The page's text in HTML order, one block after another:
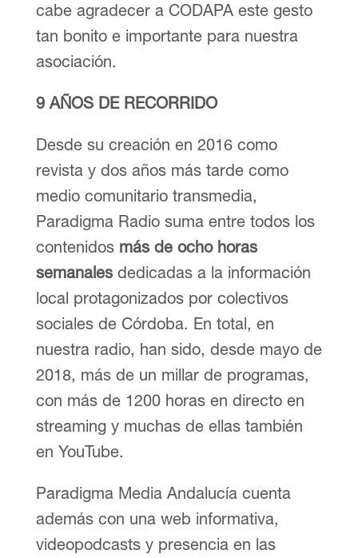
cabe agradecer a CODAPA este gesto
tan bonito e importante para nuestra
asociación.
9 AÑOS DE RECORRIDO
Desde su creación en 2016 como
revista y dos años más tarde como
medio comunitario transmedia,
Paradigma Radio suma entre todos los
contenidos más de ocho horas
semanales dedicadas a la información
local protagonizados por colectivos
sociales de Córdoba. En total, en
nuestra radio, han sido, desde mayo de
2018, más de un millar de programas,
con más de 1200 horas en directo en
streaming y muchas de ellas también
en YouTube.
Paradigma Media Andalucía cuenta
además con una web informativa,
videopodcasts y presencia en las